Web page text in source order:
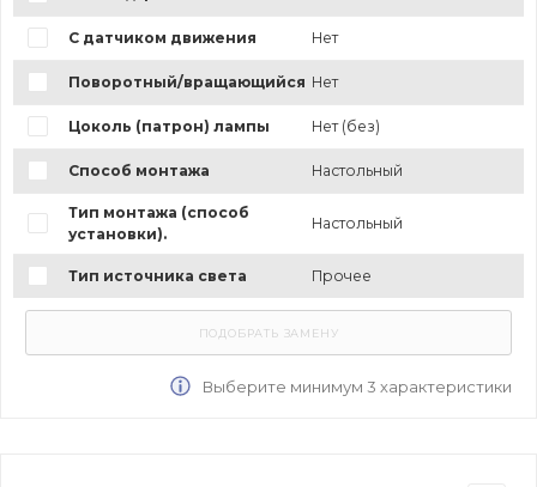
С датчиком движения Нет
Поворотный/вращающийся Нет
Цоколь (патрон) лампы Нет (без)
Способ монтажа Настольный
Тип монтажа (способ
установки).
Настольный
Тип источника света Прочее
Выберите минимум 3 характеристики